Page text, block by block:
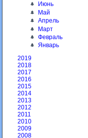
Июнь
Май
Апрель
Март
Февраль
Январь
2019
2018
2017
2016
2015
2014
2013
2012
2011
2010
2009
2008